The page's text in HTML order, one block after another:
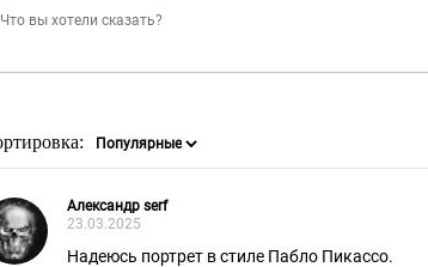
Александр serf
23.03.2025
Надеюсь портрет в стиле Пабло Пикассо.